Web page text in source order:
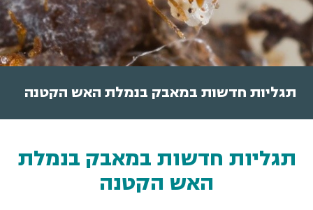
תגליות חדשות במאבק בנמלת האש הקטנה
תגליות חדשות במאבק בנמלת
האש הקטנה